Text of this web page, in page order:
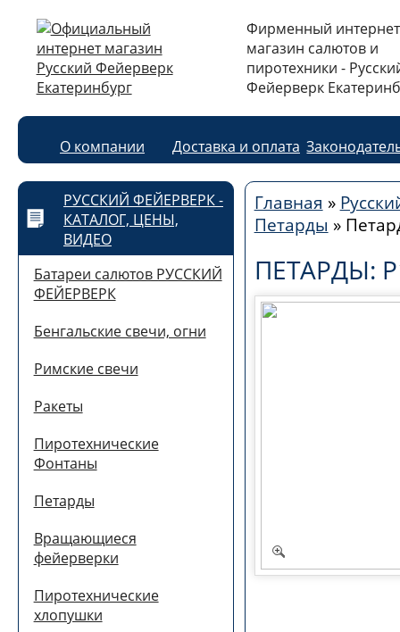
Фирменный интернет
магазин салютов и
пиротехники -
Фейерверк
О компании Доставка и оплата
РУССКИЙ ФЕЙЕРВЕРК -
КАТАЛОГ, ЦЕНЫ,
ВИДЕО
Батареи салютов РУССКИЙ
ФЕЙЕРВЕРК
Бенгальские свечи, огни
Римские свечи
Ракеты
Пиротехнические
Фонтаны
Петарды
Вращающиеся
фейерверки
Пиротехнические
хлопушки
Главная »
Петарды »
ПЕТАРДЫ: